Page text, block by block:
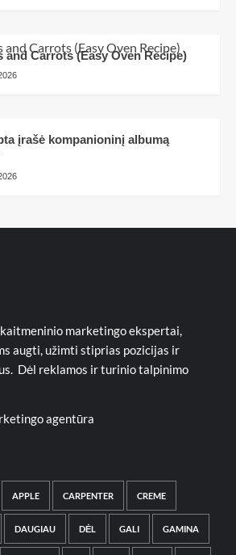
and Carrots (Easy Oven Recipe)
įrašė kompanioninį albumą
marketingo ekspertai,
augti, užimti stiprias pozicijas ir
Dėl reklamos ir turinio talpinimo
APPLE CARPENTER CREME
DAUGIAU DĖL GALI GAMINA